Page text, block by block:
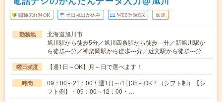
職種未経験OK 土日祝日が休み WEB登録OK 派遣
勤務地
北海道旭川市
旭川駅から徒歩5分／旭川四条駅から徒歩---分／新旭川駅か
ら徒歩---分／神楽岡駅から徒歩---分／近文駅から徒歩---分
曜日頻度 【週1日～OK】月～日で選べます！
時間
09：00～21：00＊週1日～/1日3h～OK！（シフト制）【シ
フト例】・09：00～12：00・…